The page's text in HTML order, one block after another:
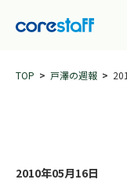
TOP 戸澤の週報
2010年05月16日